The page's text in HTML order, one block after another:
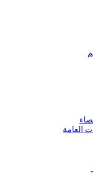
العامة